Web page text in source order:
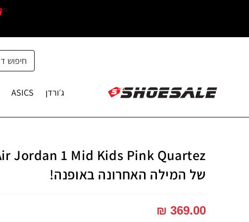
ג׳ורדן ASICS
של המילה האחרונה באופנה!
₪ 369.00